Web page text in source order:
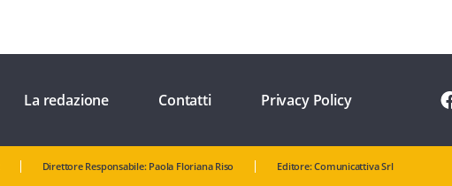
La redazione Contatti Privacy Policy
Direttore Responsabile: Paola Floriana Riso Editore: Comunicattiva Srl